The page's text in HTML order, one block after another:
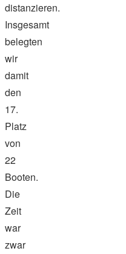
distanzieren.
Insgesamt
belegten
wir
damit
den
17.
Platz
von
22
Booten.
Die
Zeit
war
zwar